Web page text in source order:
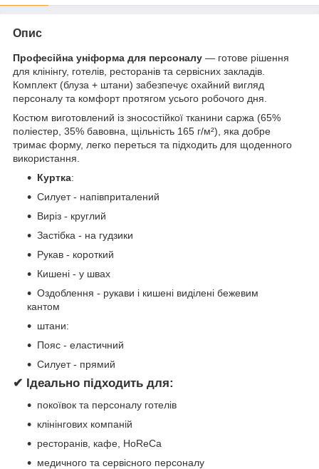
Опис
Професійна уніформа для персоналу — готове рішення
для клінінгу, готелів, ресторанів та сервісних закладів.
Комплект (блуза + штани) забезпечує охайний вигляд
персоналу та комфорт протягом усього робочого дня.
Костюм виготовлений із зносостійкої тканини саржа (65%
поліестер, 35% бавовна, щільність 165 г/м²), яка добре
тримає форму, легко переться та підходить для щоденного
використання.
Куртка:
Силует - напівприталений
Виріз - круглий
Застібка - на гудзики
Рукав - короткий
Кишені - у швах
Оздоблення - рукави і кишені виділені бежевим
кантом
штани:
Пояс - еластичний
Силует - прямий
✔ Ідеально підходить для:
покоївок та персоналу готелів
клінінгових компаній
ресторанів, кафе, HoReCa
медичного та сервісного персоналу